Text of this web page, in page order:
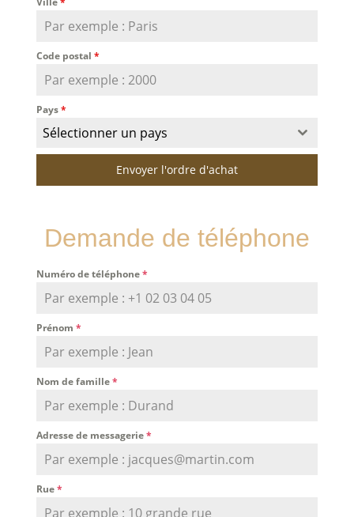
Code postal *
Pays*
Sélectionner un pays
Envoyer l'ordre d'achat
Demande de téléphone
Numéro de téléphone*
Prénom *
Nom de famille*
Adresse de messagerie*
Rue*